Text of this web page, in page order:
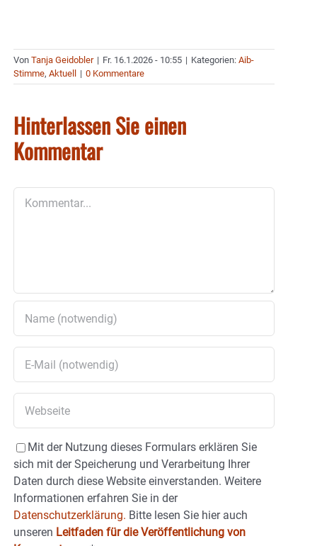
Von Tanja Geidobler | Fr. 16.1.2026 - 10:55 | Kategorien: Aib-
Stimme, Aktuell | 0 Kommentare
Hinterlassen Sie einen
Kommentar
Mit der Nutzung dieses Formulars erklären Sie
sich mit der Speicherung und Verarbeitung Ihrer
Daten durch diese Website einverstanden. Weitere
Informationen erfahren Sie in der
Datenschutzerklärung. Bitte lesen Sie hier auch
unseren Leitfaden für die Veröffentlichung von